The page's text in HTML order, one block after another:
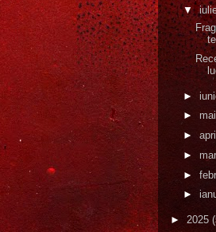
▼
►
► mai
►
►
►
►
► 2025